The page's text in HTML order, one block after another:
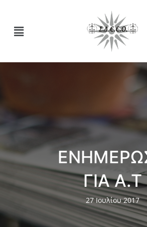
ΓΙΑ Α.Τ
27 Ιουλίου 2017